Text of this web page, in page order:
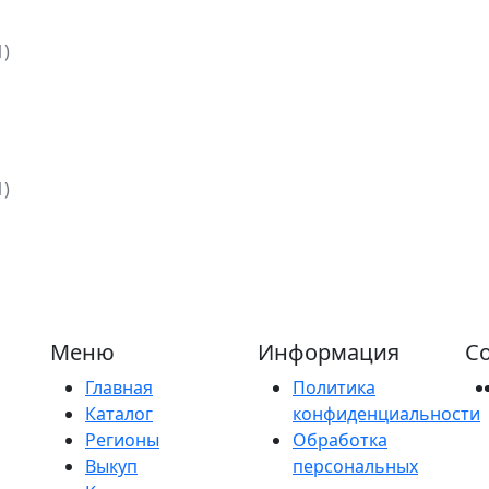
Меню
Главная
Каталог
Регионы
Выкуп
Информация
Политика
конфиденциальности
Обработка
персональных